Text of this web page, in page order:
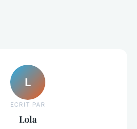
L
ECRIT PAR
Lola